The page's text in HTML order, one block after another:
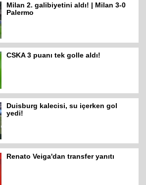
Milan 2. galibiyetini aldı! | Milan 3-0
Palermo
CSKA 3 puanı tek golle aldı!
Duisburg kalecisi, su içerken gol
yedi!
Renato Veiga'dan transfer yanıtı